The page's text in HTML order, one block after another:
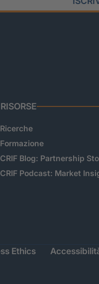
RISORSE
Ricerche
Formazione
CRIF Blog: Partnership
CRIF Podcast: Market
Ethics